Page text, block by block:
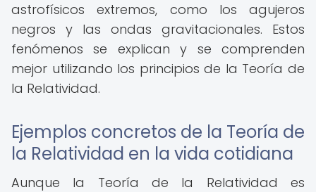
astrofísicos extremos, como los agujeros
negros y las ondas gravitacionales. Estos
fenómenos se explican y se comprenden
mejor utilizando los principios de la Teoría de
la Relatividad.
Ejemplos concretos de la Teoría de
la Relatividad en la vida cotidiana
Aunque la Teoría de la Relatividad es